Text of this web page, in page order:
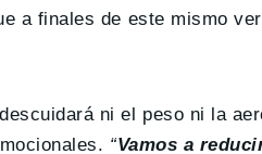
a finales de este mismo
ni el peso ni la
“Vamos a